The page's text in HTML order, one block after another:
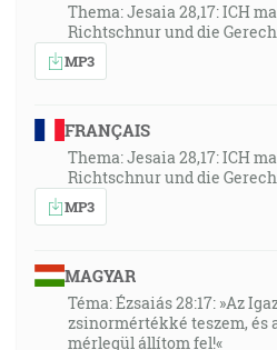
Thema: Jesaia 28,17: ICH
Richtschnur und die
MP3
FRANÇAIS
Thema: Jesaia 28,17: ICH
Richtschnur und die
MP3
MAGYAR
Téma: Ézsaiás 28:17: »Az
zsinormértékké teszem, és
mérlegül állítom fel!«